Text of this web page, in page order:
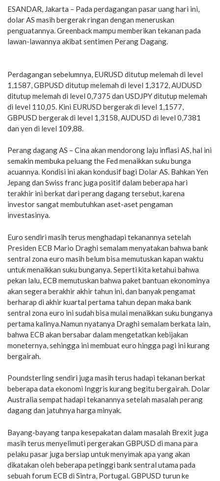
ESANDAR, Jakarta – Pada perdagangan pasar uang hari ini,
dolar AS masih bergerak ringan dengan meneruskan
penguatannya. Greenback mampu memberikan tekanan pada
lawan-lawannya akibat sentimen Perang Dagang.
Perdagangan sebelumnya, EURUSD ditutup melemah di level
1,1587, GBPUSD ditutup melemah di level 1,3172, AUDUSD
ditutup melemah di level 0,7375 dan USDJPY ditutup melemah
di level 110,05. Kini EURUSD bergerak di level 1,1577,
GBPUSD bergerak di level 1,3158, AUDUSD di level 0,7381
dan yen di level 109,88.
Perang dagang AS – Cina akan mendorong laju inflasi AS, hal ini
semakin membuka peluang the Fed menaikkan suku bunga
acuannya. Kondisi ini akan kondusif bagi Dolar AS. Bahkan Yen
Jepang dan Swiss franc juga positif dalam beberapa hari
terakhir ini berkat dari perang dagang tersebut, karena
investor sangat membutuhkan aset-aset pengaman
investasinya.
Euro sendiri masih terus menghadapi tekanannya setelah
Presiden ECB Mario Draghi semalam menyatakan bahwa bank
sentral zona euro masih belum bisa memutuskan kapan waktu
untuk menaikkan suku bunganya. Seperti kita ketahui bahwa
pekan lalu, ECB memutuskan bahwa paket bantuan ekonominya
akan segera berakhir akhir tahun ini, dan banyak pengamat
berharap di akhir kuartal pertama tahun depan maka bank
sentral zona euro ini sudah bisa mulai menaikkan suku bunganya
pertama kalinya.Namun nyatanya Draghi semalam berkata lain,
bahwa ECB akan bersabar dalam mengetatkan kebijakan
moneternya, sehingga ini membuat euro hingga pagi ini kurang
bergairah.
Poundsterling sendiri juga masih terus hadapi tekanan berkat
beberapa data ekonomi Inggris kurang begitu bergairah. Dolar
Australia sempat hadapi tekanannya setelah masalah perang
dagang dan jatuhnya harga minyak.
Bayang-bayang tanpa kesepakatan dalam masalah Brexit juga
masih terus menyelimuti pergerakan GBPUSD di mana para
pelaku pasar juga bersiap untuk menyimak apa yang akan
dikatakan oleh beberapa petinggi bank sentral utama pada
sebuah forum ECB di Sintra, Portugal. GBPUSD turun ke